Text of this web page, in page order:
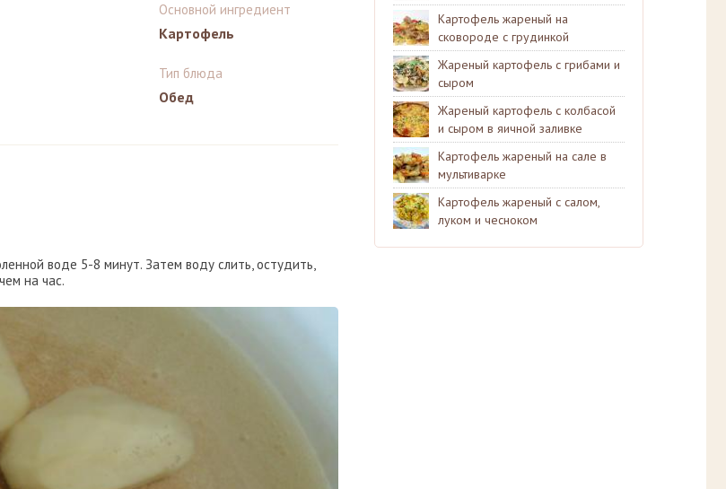
Основной ингредиент
Картофель
Тип блюда
Обед
воде 5-8 минут. Затем воду слить, остудить,
на час.
Картофель жареный на
сковороде с грудинкой
Жареный картофель с грибами и
сыром
Жареный картофель с колбасой
и сыром в яичной заливке
Картофель жареный на сале в
мультиварке
Картофель жареный с салом,
луком и чесноком